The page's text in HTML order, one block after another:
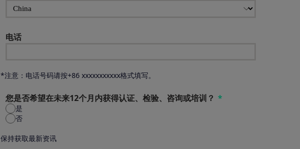
电话
*注意：电话号码请按+86 xxxxxxxxxxx格式填写。
您是否希望在未来12个月内获得认证、检验、咨询或培训？
是
否
保持获取最新资讯